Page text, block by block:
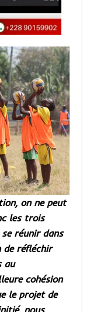
on ne peut
les trois
réunir dans
de réfléchir
au
cohésion
le projet de
nous